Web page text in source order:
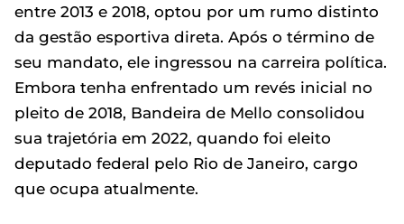
entre 2013 e 2018, optou por um rumo distinto
da gestão esportiva direta. Após o término de
seu mandato, ele ingressou na carreira política.
Embora tenha enfrentado um revés inicial no
pleito de 2018, Bandeira de Mello consolidou
sua trajetória em 2022, quando foi eleito
deputado federal pelo Rio de Janeiro, cargo
que ocupa atualmente.